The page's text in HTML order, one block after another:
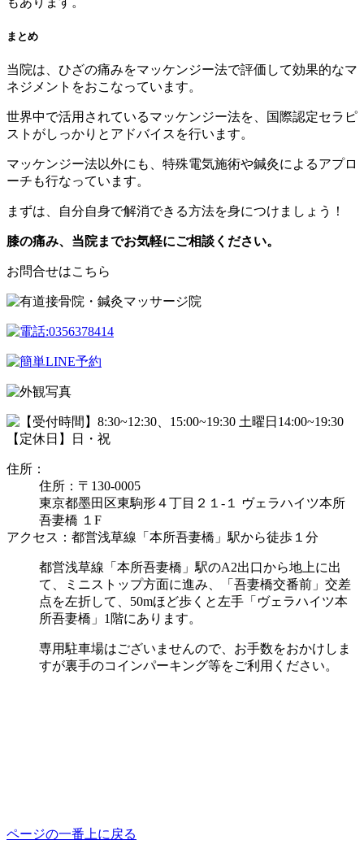
まとめ
当院は、ひざの痛みをマッケンジー法で評価して効果的なマ
ネジメントをおこなっています。
世界中で活用されているマッケンジー法を、国際認定セラピ
ストがしっかりとアドバイスを行います。
マッケンジー法以外にも、特殊電気施術や鍼灸によるアプロ
ーチも行なっています。
まずは、自分自身で解消できる方法を身につけましょう！
膝の痛み、当院までお気軽にご相談ください。
お問合せはこちら
住所：
住所：〒130-0005
東京都墨田区東駒形４丁目２１-１ ヴェラハイツ本所
吾妻橋 １F
アクセス：都営浅草線「本所吾妻橋」駅から徒歩１分
都営浅草線「本所吾妻橋」駅のA2出口から地上に出
て、ミニストップ方面に進み、「吾妻橋交番前」交差
点を左折して、50mほど歩くと左手「ヴェラハイツ本
所吾妻橋」1階にあります。
専用駐車場はございませんので、お手数をおかけしま
すが裏手のコインパーキング等をご利用ください。
ページの一番上に戻る